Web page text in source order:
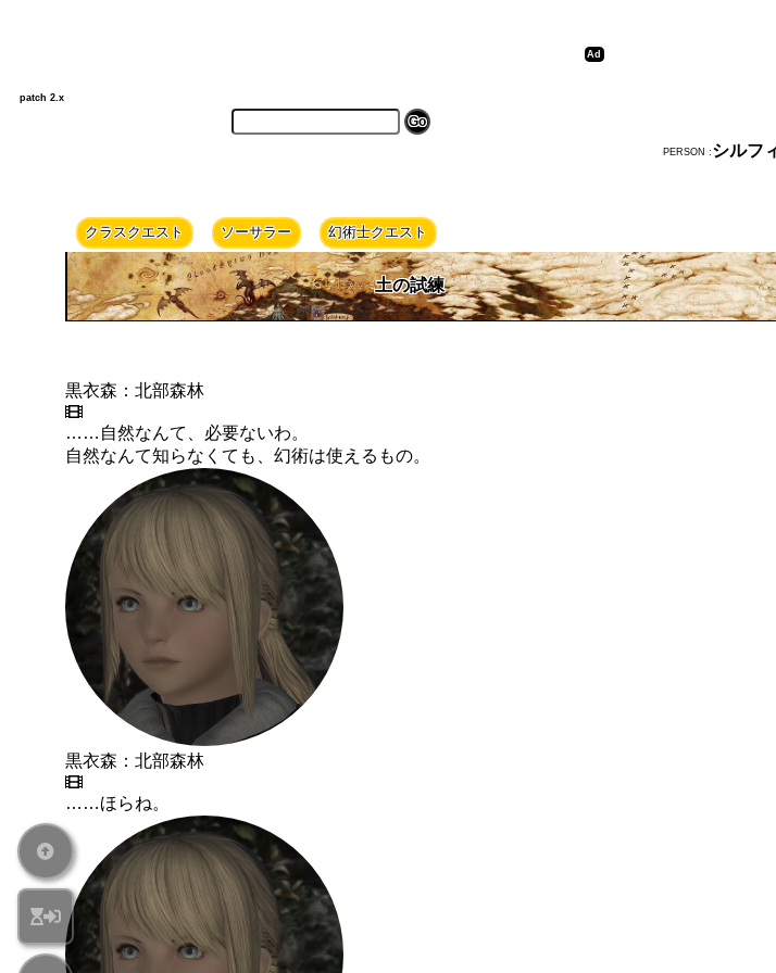
PERSON : シルフ
patch 2.x
クラスクエスト ソーサラー 幻術士クエスト
土の試練
黒衣森：北部森林
……自然なんて、必要ないわ。
自然なんて知らなくても、幻術は使えるもの。
黒衣森：北部森林
……ほらね。